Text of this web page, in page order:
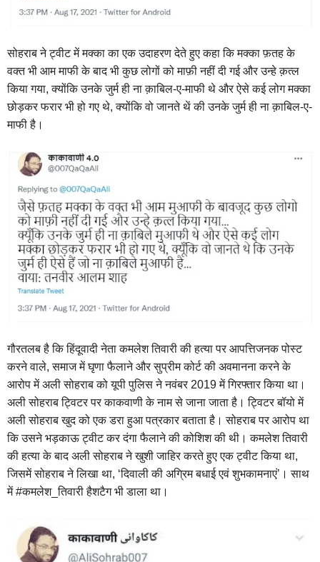
सोहराब ने ट्वीट में मक्का का एक उदाहरण देते हुए कहा कि मक्का फ़तह के
वक्त भी आम माफी के बाद भी कुछ लोगों को माफ़ी नहीं दी गई और उन्हे क़त्ल
किया गया, क्योंकि उनके जुर्म ही ना क़ाबिल-ए-माफी थे और ऐसे कई लोग मक्का
छोड़कर फरार भी हो गए थे, क्योंकि वो जानते थें की उनके जुर्म ही ना क़ाबिल-ए-
माफी है।
गौरतलब है कि हिंदूवादी नेता कमलेश तिवारी की हत्या पर आपत्तिजनक पोस्ट
करने वाले, समाज में घृणा फैलाने और सुप्रीम कोर्ट की अवमानना करने के
आरोप में अली सोहराब को यूपी पुलिस ने नवंबर 2019 में गिरफ्तार किया था।
अली सोहराब ट्विटर पर काकवाणी के नाम से जाना जाता है। ट्विटर बॉयो में
अली सोहराब खुद को एक डरा हुआ पत्रकार बताता है। सोहराब पर आरोप था
कि उसने भड़काऊ ट्वीट कर दंगा फैलाने की कोशिश की थी। कमलेश तिवारी
की हत्या के बाद अली सोहराब ने खुशी जाहिर करते हुए एक ट्वीट किया था,
जिसमें सोहराब ने लिखा था, ‘दिवाली की अग्रिम बधाई एवं शुभकामनाएं’। साथ
में #कमलेश_तिवारी हैशटैग भी डाला था।